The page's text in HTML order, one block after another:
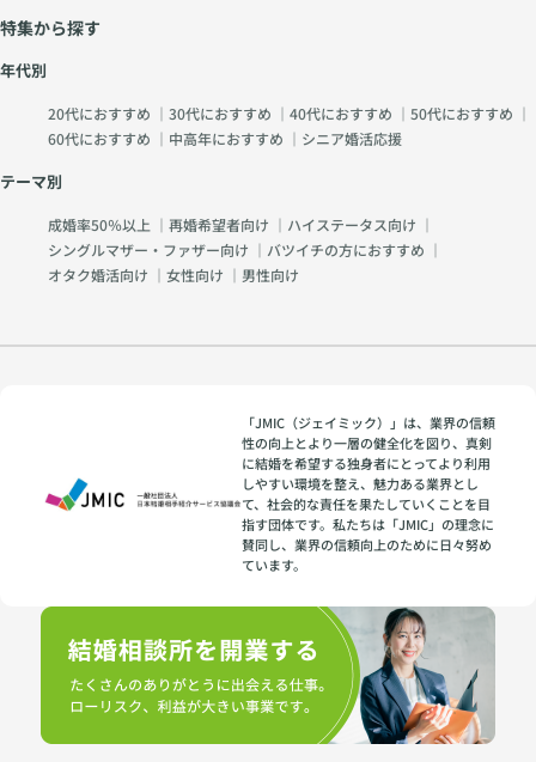
特集から探す
年代別
20代におすすめ ｜ 30代におすすめ ｜ 40代におすすめ ｜ 50代におすすめ ｜
60代におすすめ ｜ 中高年におすすめ ｜ シニア婚活応援
テーマ別
成婚率50％以上 ｜ 再婚希望者向け ｜ ハイステータス向け ｜
シングルマザー・ファザー向け ｜ バツイチの方におすすめ ｜
オタク婚活向け ｜ 女性向け ｜ 男性向け
「JMIC（ジェイミック）」は、業界の信頼
性の向上とより一層の健全化を図り、真剣
に結婚を希望する独身者にとってより利用
しやすい環境を整え、魅力ある業界とし
て、社会的な責任を果たしていくことを目
指す団体です。私たちは「JMIC」の理念に
賛同し、業界の信頼向上のために日々努め
ています。